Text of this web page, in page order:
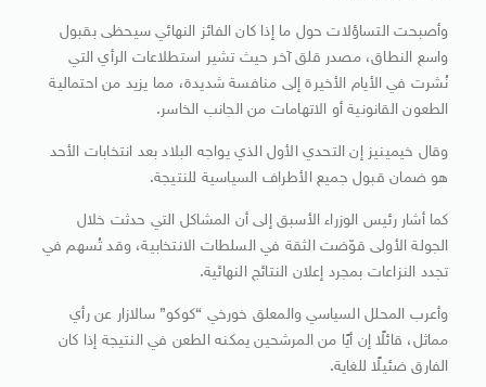
وأصبحت التساؤلات حول ما إذا كان الفائز النهائي سيحظى بقبول
واسع النطاق، مصدر قلق آخر حيث تشير استطلاعات الرأي التي
نُشرت في الأيام الأخيرة إلى منافسة شديدة، مما يزيد من احتمالية
الطعون القانونية أو الاتهامات من الجانب الخاسر.
وقال خيمينيز إن التحدي الأول الذي يواجه البلاد بعد انتخابات الأحد
هو ضمان قبول جميع الأطراف السياسية للنتيجة.
كما أشار رئيس الوزراء الأسبق إلى أن المشاكل التي حدثت خلال
الجولة الأولى قوّضت الثقة في السلطات الانتخابية، وقد تُسهم في
تجدد النزاعات بمجرد إعلان النتائج النهائية.
وأعرب المحلل السياسي والمعلق خورخي “كوكو” سالازار عن رأي
مماثل، قائلًا إن أيًا من المرشحين يمكنه الطعن في النتيجة إذا كان
الفارق ضئيلًا للغاية.